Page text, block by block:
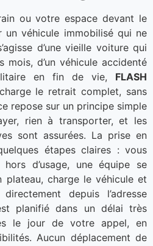
ou votre espace devant le
véhicule immobilisé qui ne
d’une vieille voiture qui
mois, d’un véhicule accidenté
en fin de vie, FLASH
le retrait complet, sans
repose sur un principe simple
rien à transporter, et les
sont assurées. La prise en
étapes claires : vous
d’usage, une équipe se
plateau, charge le véhicule et
depuis l’adresse
planifié dans un délai très
le jour de votre appel, en
Aucun déplacement de